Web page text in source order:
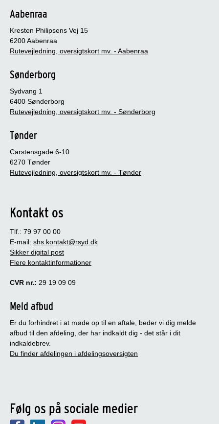
Aabenraa
Kresten Philipsens Vej 15
6200 Aabenraa
Rutevejledning, oversigtskort mv. - Aabenraa
Sønderborg
Sydvang 1
6400 Sønderborg
Rutevejledning, oversigtskort mv. - Sønderborg
Tønder
Carstensgade 6-10
6270 Tønder
Rutevejledning, oversigtskort mv. - Tønder
Kontakt os
Tlf.: 79 97 00 00
E-mail: shs.kontakt@rsyd.dk
Sikker digital post
Flere kontaktinformationer
CVR nr.: 29 19 09 09
Meld afbud
Er du forhindret i at møde op til en aftale, beder vi dig melde
afbud til den afdeling, der har indkaldt dig - det står i dit
indkaldebrev.
Du finder afdelingen i afdelingsoversigten
Følg os på sociale medier